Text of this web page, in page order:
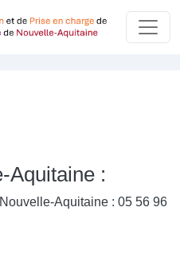
Aquitaine :
Aquitaine : 05 56 96